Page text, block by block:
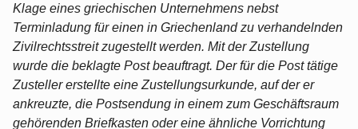
Klage eines griechischen Unternehmens nebst
Terminladung für einen in Griechenland zu verhandelnden
Zivilrechtsstreit zugestellt werden. Mit der Zustellung
wurde die beklagte Post beauftragt. Der für die Post tätige
Zusteller erstellte eine Zustellungsurkunde, auf der er
ankreuzte, die Postsendung in einem zum Geschäftsraum
gehörenden Briefkasten oder eine ähnliche Vorrichtung